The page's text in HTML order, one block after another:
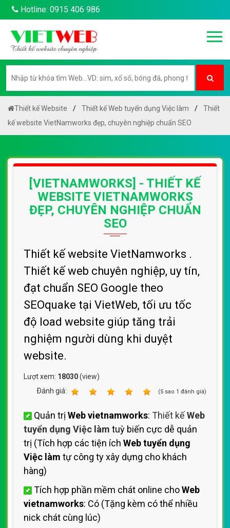
Hotline: 0915 406 986
Thiết kế Website Thiết kế Web tuyển dụng Việc làm
Thiết
kế website VietNamworks đẹp, chuyên nghiệp chuẩn SEO
[VIETNAMWORKS] - THIẾT KẾ
WEBSITE VIETNAMWORKS
ĐẸP, CHUYÊN NGHIỆP CHUẨN
SEO
Thiết kế website VietNamworks .
Thiết kế web chuyên nghiệp, uy tín,
đạt chuẩn SEO Google theo
SEOquake tại VietWeb, tối ưu tốc
độ load website giúp tăng trải
nghiệm người dùng khi duyệt
website.
Lượt xem: 18030(view)
Ðánh giá:
(5 sao 1 đánh giá)
Quản trị Web vietnamworks: Thiết kếWeb
tuyển dụng Việc làm tuỳ biến cực dễ quản
trị (Tích hợp các tiện ích Web tuyển dụng
Việc làm tự công ty xây dựng cho khách
hàng)
Tích hợp phần mềm chát online choWeb
vietnamworks: Có (Tặng kèm có thể nhiều
nick chát cùng lúc)